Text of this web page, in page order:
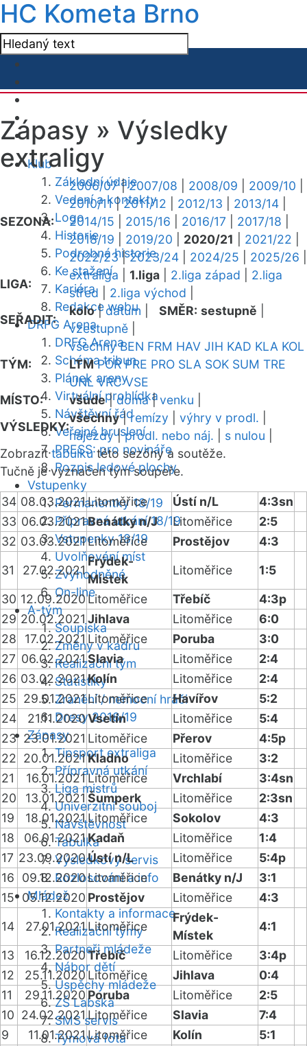
HC Kometa Brno
Klub
Základní údaje
Vedení a kontakty
Logo
Historie
Podrobná historie
Ke stažení
Kariéra
Redakce webu
DRFG Arena
DRFG Arena
Schéma tribun
Plánek areny
Virtuální prohlídka
Návštěvní řád
Veřejné bruslení
PRESS: pro novináře
Rozpis ledové plochy
Vstupenky
Permanentky 18/19
Přípravná utkání 18/19
Vstupenky 18/19
Uvolňování míst
Zvýhodněné
On-line
A-tým
Soupiska
Změny v kádru
Realizační tým
Statistiky
Zranění / nemocní hráči
Dresy 2018/19
Zápasy
Tipsport extraliga
Přípravná utkání
Liga mistrů
Univerzitní souboj
Návštěvnost
Tabulka
Výsledkový servis
Rozlosování a info
Mládež
Kontakty a informace
Realizační týmy
Partneři mládeže
Nábor dětí
Úspěchy mládeže
ZŠ Labská
SMS servis
Týmová fota
Zápasy » Výsledky
extraligy
SEZONA:
2006/07|2007/08 2008/09 2009/10
2010/11|2011/12 2012/13 2013/14
2014/15
2015/16 2016/17 2017/18
2018/19
2019/20 2020/21 2021/22
2022/23|2023/24 2024/25 2025/26
LIGA:
extraliga 1.liga 2.liga západ
2.liga
střed
2.liga východ
SEŘADIT:
kolo|datum SMĚR: sestupně
vzestupně
TÝM:
všechny BEN FRM HAV JIH KAD KLA KOL
LTM POR PRE PRO SLA SOK SUM TRE
UNL VRC VSE
MÍSTO:
všude|doma|venku
VÝSLEDKY:
všechny|remízy výhry v prodl.
nájezdy|prodl. nebo náj. s nulou
Zobrazittabulkutéto sezóny a soutěže.
Tučně je vyznačen tým soupeře.
34 08.03.2021Litoměřice Ústí n/L
4:3sn
33 06.03.2021Benátky n/J Litoměřice
2:5
32 03.03.2021Litoměřice Prostějov
4:3
31
27.02.2021
Frýdek-
Místek
Litoměřice
1:5
30 12.09.2020 Litoměřice Třebíč
4:3p
29 20.02.2021 Jihlava Litoměřice
6:0
28
17.02.2021 Litoměřice Poruba
3:0
27 06.02.2021Slavia Litoměřice
2:4
26 03.02.2021Kolín Litoměřice
2:4
25 29.01.2021Litoměřice Havířov
5:2
24
21.11.2020Vsetín Litoměřice
5:4
23 23.01.2021 Litoměřice Přerov
4:5p
22 20.01.2021Kladno Litoměřice
3:2
21
16.01.2021Litoměřice Vrchlabí
3:4sn
20
13.01.2021 Šumperk Litoměřice
2:3sn
19
18.01.2021Litoměřice Sokolov
4:3
18
06.01.2021 Kadaň Litoměřice
1:4
17 23.09.2020Ústí n/L Litoměřice
5:4p
16
09.12.2020Litoměřice Benátky n/J
3:1
15
05.12.2020 Prostějov Litoměřice
4:3
14
27.01.2021Litoměřice
Frýdek-
Místek
4:1
13
16.12.2020Třebíč Litoměřice
3:4p
12
25.11.2020 Litoměřice Jihlava
0:4
11
29.11.2020Poruba Litoměřice
2:5
10 24.02.2021 Litoměřice Slavia
7:4
9
11.01.2021Litoměřice Kolín
5:1